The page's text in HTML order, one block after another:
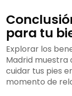
para tu
Explorar los
Madrid muestra
cuidar tus pies
momento de